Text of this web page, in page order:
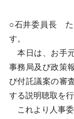
○石井委員長 た
す。
本日は、お手
事務局及び政策
び付託議案の審
する説明聴取を行
これより人事委